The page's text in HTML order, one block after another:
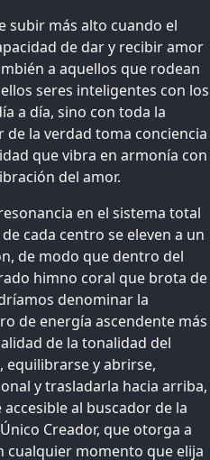
subir más alto cuando el
de dar y recibir amor
a aquellos que rodean
seres inteligentes con los
a día, sino con toda la
de la verdad toma conciencia
que vibra en armonía con
del amor.
en el sistema total
cada centro se eleven a un
de modo que dentro del
himno coral que brota de
denominar la
de energía ascendente más
de la tonalidad del
equilibrarse y abrirse,
y trasladarla hacia arriba,
al buscador de la
Creador, que otorga a
cualquier momento que elija